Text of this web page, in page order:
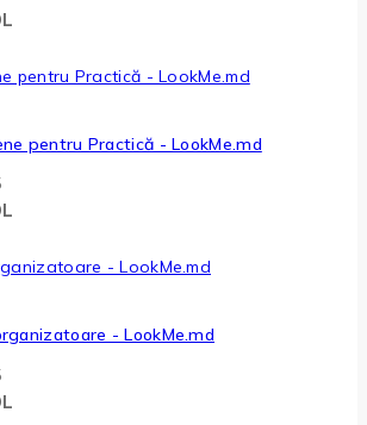
pentru Practică - LookMe.md
- LookMe.md